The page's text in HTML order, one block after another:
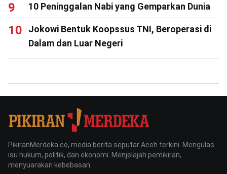
10 Peninggalan Nabi yang Gemparkan Dunia
Jokowi Bentuk Koopssus TNI, Beroperasi di
Dalam dan Luar Negeri
PikiranMerdeka.co, media berita seputar Aceh terkini. Mengulas
isu hukum, politik, dan ekonomi. Menjelajah pemikiran,
menyuarakan kebebasan.